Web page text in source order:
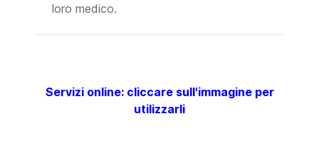
loro medico.
Servizi online: cliccare sull'immagine per
utilizzarli